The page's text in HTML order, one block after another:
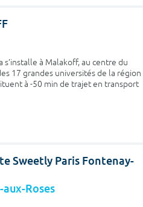
à Malakoff, au centre du
17 grandes universités de la région
à -50 min de trajet en transport
Sweetly Paris Fontenay-
Roses